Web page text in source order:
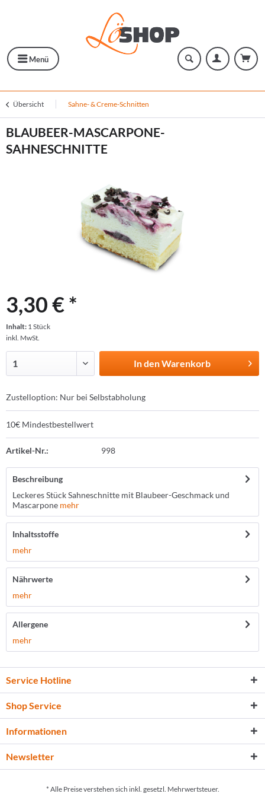
Menü
Übersicht Sahne- & Creme-Schnitten
BLAUBEER-MASCARPONE-
SAHNESCHNITTE
3,30 € *
Inhalt: 1 Stück
inkl. MwSt.
In denWarenkorb
Zustelloption: Nur bei Selbstabholung
10€ Mindestbestellwert
Artikel-Nr.: 998
Beschreibung
Leckeres Stück Sahneschnitte mit Blaubeer-Geschmack und
Mascarpone mehr
Inhaltsstoffe
mehr
Nährwerte
mehr
Allergene
mehr
Service Hotline
Shop Service
Informationen
Newsletter
* Alle Preise verstehen sich inkl. gesetzl. Mehrwertsteuer.